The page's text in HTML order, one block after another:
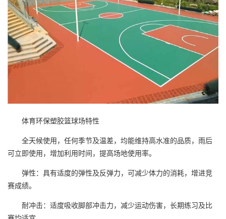
体育环保塑胶篮球场特性
全天候使用，任何季节及温差，均能维持高水准的品质，雨后
可立即使用，增加利用时间，提高场地使用率。
弹性：具有适度的弹性及反弹力，可减少体力的消耗，增进竞
赛成绩。
耐冲击：适度吸收脚部冲击力，减少运动伤害，长期练习及比